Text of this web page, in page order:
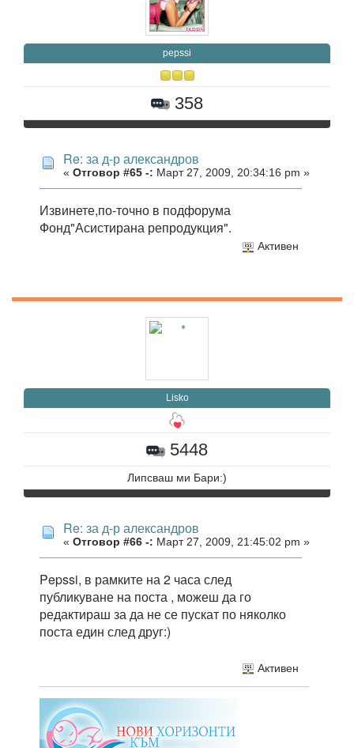
pepssi
358
Re: за д-р александров
« Отговор #65 -: Март 27, 2009, 20:34:16 pm »
Извинете,по-точно в подфорума
Фонд"Асистирана репродукция".
Активен
Lisko
5448
Липсваш ми Бари:)
Re: за д-р александров
« Отговор #66 -: Март 27, 2009, 21:45:02 pm »
Pepssi, в рамките на 2 часа след
публикуване на поста , можеш да го
редактираш за да не се пускат по няколко
поста един след друг:)
Активен